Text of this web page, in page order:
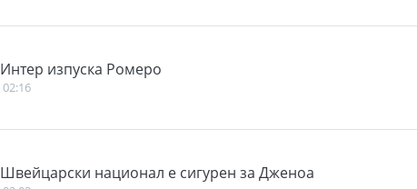
Интер изпуска Ромеро
02:16
Швейцарски национал е сигурен за Дженоа